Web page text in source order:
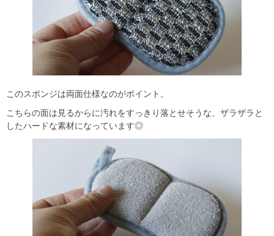
このスポンジは両面仕様なのがポイント。
こちらの面は見るからに汚れをすっきり落とせそうな、ザラザラと
したハードな素材になっています◎